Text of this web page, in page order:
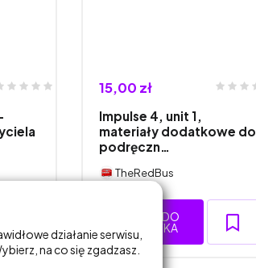
15,00 zł
Impulse 4, unit 1,
materiały dodatkowe do
podręczn…
TheRedBus
DODAJ DO
KOSZYKA
działanie serwisu,
na co się zgadzasz.